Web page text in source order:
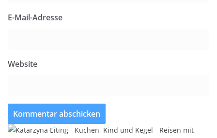
E-Mail-Adresse
Website